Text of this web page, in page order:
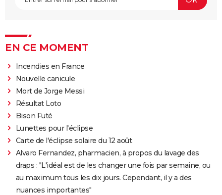
EN CE MOMENT
Incendies en France
Nouvelle canicule
Mort de Jorge Messi
Résultat Loto
Bison Futé
Lunettes pour l'éclipse
Carte de l'éclipse solaire du 12 août
Alvaro Fernandez, pharmacien, à propos du lavage des
draps : "L'idéal est de les changer une fois par semaine, ou
au maximum tous les dix jours. Cependant, il y a des
nuances importantes"